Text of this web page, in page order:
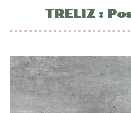
TRELIZ :